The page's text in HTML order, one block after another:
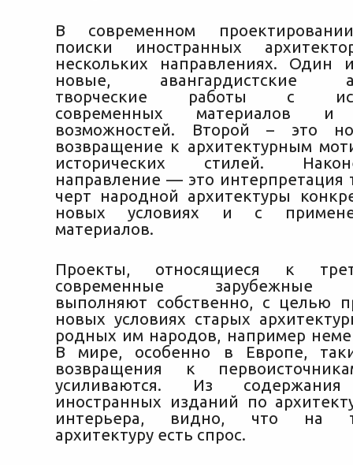
В современном
поиски иностранных
нескольких направлениях.
новые, авангардистские
творческие работы с
современных материалов и
возможностей. Второй – это
возвращение к архитектурным
исторических стилей.
направление — это интерпретация
черт народной архитектуры
новых условиях и с
материалов.
Проекты, относящиеся к
современные зарубежные
выполняют собственно, с целью
новых условиях старых
родных им народов, например
В мире, особенно в Европе,
возвращения к
усиливаются. Из содержания
иностранных изданий по
интерьера, видно, что на
архитектуру есть спрос.